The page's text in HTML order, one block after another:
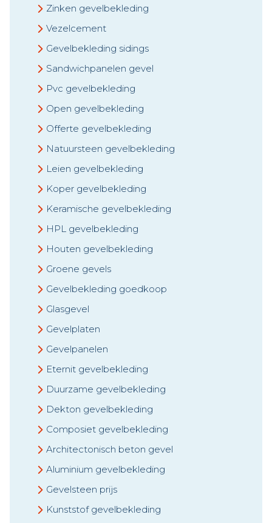
Zinken gevelbekleding
Vezelcement
Gevelbekleding sidings
Sandwichpanelen gevel
Pvc gevelbekleding
Open gevelbekleding
Offerte gevelbekleding
Natuursteen gevelbekleding
Leien gevelbekleding
Koper gevelbekleding
Keramische gevelbekleding
HPL gevelbekleding
Houten gevelbekleding
Groene gevels
Gevelbekleding goedkoop
Glasgevel
Gevelplaten
Gevelpanelen
Eternit gevelbekleding
Duurzame gevelbekleding
Dekton gevelbekleding
Composiet gevelbekleding
Architectonisch beton gevel
Aluminium gevelbekleding
Gevelsteen prijs
Kunststof gevelbekleding